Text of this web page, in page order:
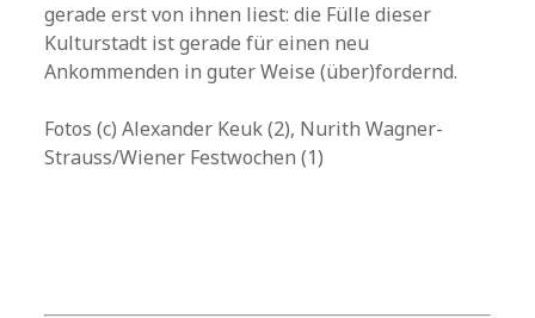
gerade erst von ihnen liest: die Fülle dieser
Kulturstadt ist gerade für einen neu
Ankommenden in guter Weise (über)fordernd.
Fotos (c) Alexander Keuk (2), Nurith Wagner-
Strauss/Wiener Festwochen (1)